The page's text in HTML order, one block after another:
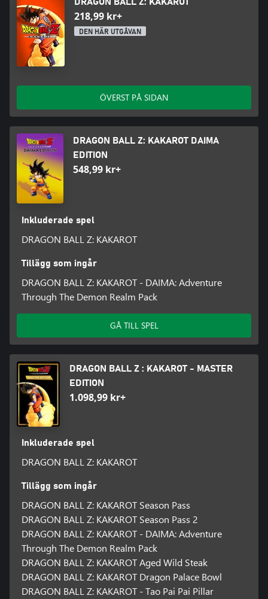
218,99 kr+
DEN HÄR UTGÅVAN
ÖVERST PÅ SIDAN
DRAGON BALL Z: KAKAROT DAIMA
EDITION
548,99 kr+
Inkluderade spel
DRAGON BALL Z: KAKAROT
Tillägg som ingår
DRAGON BALL Z: KAKAROT - DAIMA: Adventure
Through The Demon Realm Pack
GÅ TILL SPEL
DRAGON BALL Z : KAKAROT - MASTER
EDITION
1.098,99 kr+
Inkluderade spel
DRAGON BALL Z: KAKAROT
Tillägg som ingår
DRAGON BALL Z: KAKAROT Season Pass
DRAGON BALL Z: KAKAROT Season Pass 2
DRAGON BALL Z: KAKAROT - DAIMA: Adventure
Through The Demon Realm Pack
DRAGON BALL Z: KAKAROT Aged Wild Steak
DRAGON BALL Z: KAKAROT Dragon Palace Bowl
DRAGON BALL Z: KAKAROT - Tao Pai Pai Pillar